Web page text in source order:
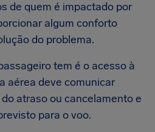
de quem é impactado por
algum conforto
do problema.
tem é o acesso à
aérea deve comunicar
atraso ou cancelamento e
para o voo.